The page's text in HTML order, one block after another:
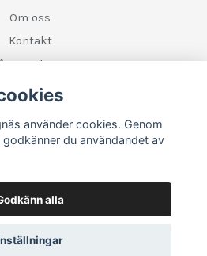
Om oss
Kontakt
och svar
Köpvillkor
använder cookies. Genom
du användandet av
alla